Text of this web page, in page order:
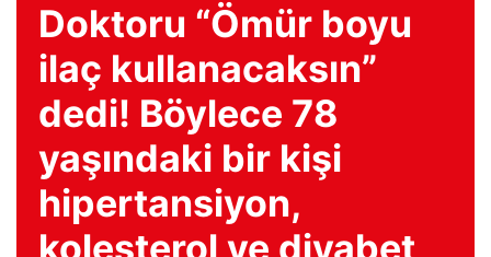
Doktoru “Ömür boyu
ilaç kullanacaksın”
dedi! Böylece 78
yaşındaki bir kişi
hipertansiyon,
kolesterol ve diyabet